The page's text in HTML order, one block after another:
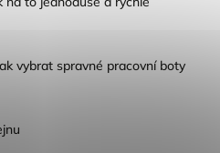
vybrat spravné pracovní boty